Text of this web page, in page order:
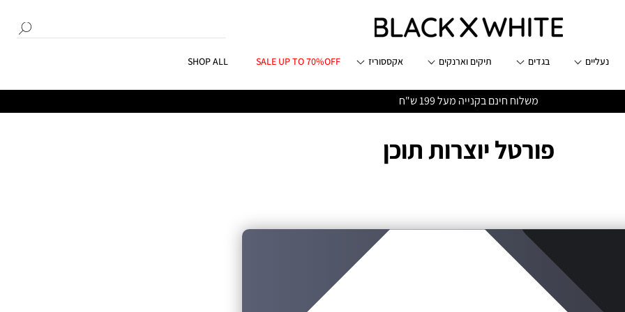
SHOP ALL SALE UP TO 70%OFF אקססוריז תיקים וארנקים בגדים נעליים
משלוח חינם בקנייה מעל 199 ש"ח
פורטל יוצרות תוכן